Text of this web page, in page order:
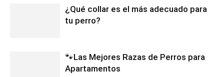
¿Qué collar es el más adecuado para
tu perro?
🐾Las Mejores Razas de Perros para
Apartamentos